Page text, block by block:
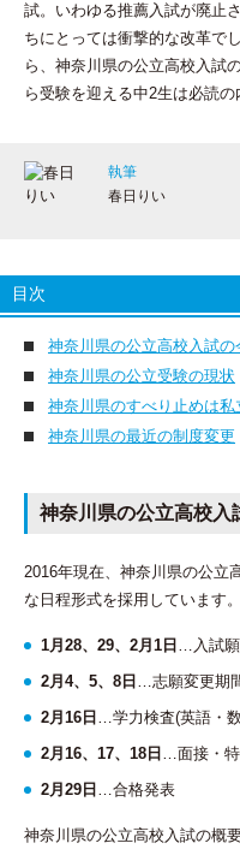
試。いわゆる推薦入試が廃止
ちにとっては衝撃的な改革で
ら、神奈川県の公立高校入試
ら受験を迎える中2生は必読の
執筆
春日りい
目次
神奈川県の公立高校入試の
神奈川県の公立受験の現状
神奈川県のすべり止めは私
神奈川県の最近の制度変更
神奈川県の公立高校入
2016年現在、神奈川県の公立
な日程形式を採用しています。
1月28、29、2月1日 …入試願
2月4、5、8日 …志願変更期
2月16日 …学力検査(英語・
2月16、17、18日 …面接・
2月29日 …合格発表
神奈川県の公立高校入試の概